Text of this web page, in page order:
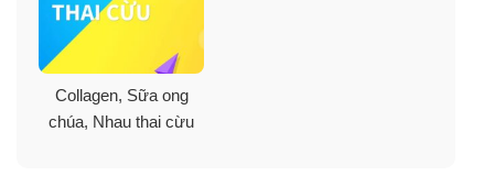
ngăn chặn các gốc tự do gây lão hóa da và đồng thời
tăng cường sức khỏe cho cơ thể.
Hyaluronic acid: là hoạt chất vàng trong việc dưỡng
ẩm với khả năng giữ nước gấp 1000 lần so với trọng
Collagen, Sữa ong
chúa, Nhau thai cừu